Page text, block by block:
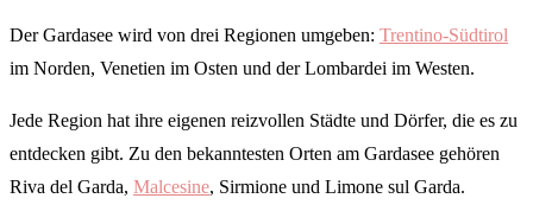
Der Gardasee wird von drei Regionen umgeben: Trentino-Südtirol
im Norden, Venetien im Osten und der Lombardei im Westen.
Jede Region hat ihre eigenen reizvollen Städte und Dörfer, die es zu
entdecken gibt. Zu den bekanntesten Orten am Gardasee gehören
Riva del Garda, Malcesine, Sirmione und Limone sul Garda.